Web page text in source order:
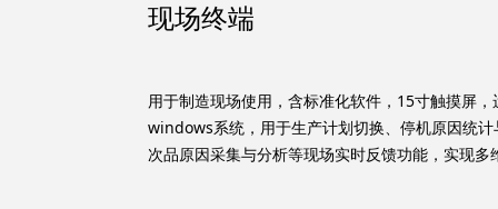
用于制造现场使用，含标准化软件，15寸触摸屏，
windows系统，用于生产计划切换、停机原因统计
次品原因采集与分析等现场实时反馈功能，实现多
现场终端